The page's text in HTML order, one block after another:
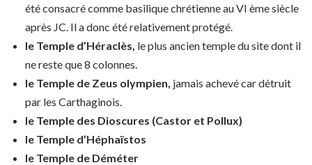
été consacré comme basilique chrétienne au VI ème siècle
après JC. Il a donc été relativement protégé.
le Temple d’Héraclès, le plus ancien temple du site dont il
ne reste que 8 colonnes.
le Temple de Zeus olympien, jamais achevé car détruit
par les Carthaginois.
le Temple des Dioscures (Castor et Pollux)
le Temple d’Héphaïstos
le Temple de Déméter